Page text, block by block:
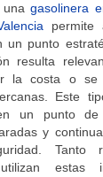
unagasolinera
permite
un punto
resulta
la costa o se
Este
un punto de
y
Tanto
estas